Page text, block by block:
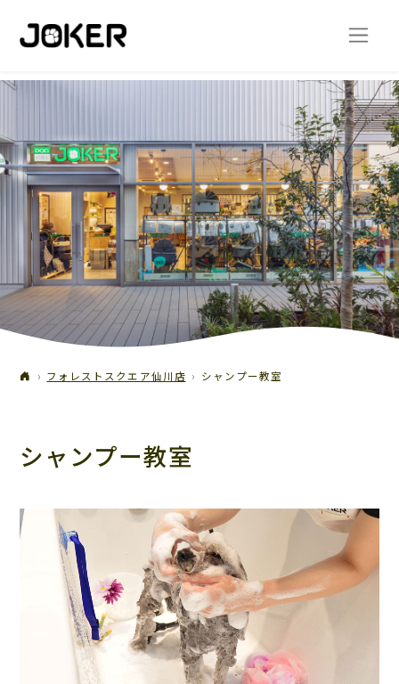
フォレストスクエア仙川店 シャンプー教室
シャンプー教室